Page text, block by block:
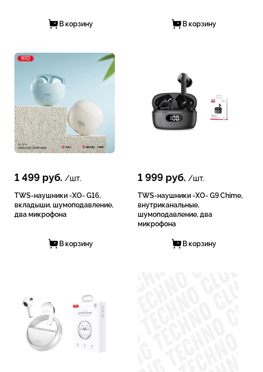
В корзину В корзину
1 499 руб. /шт.
TWS-наушники -XO- G16,
вкладыши, шумоподавление,
два микрофона
В корзину
1 999 руб. /шт.
TWS-наушники -XO- G9 Chime,
внутриканальные,
шумоподавление, два
микрофона
В корзину